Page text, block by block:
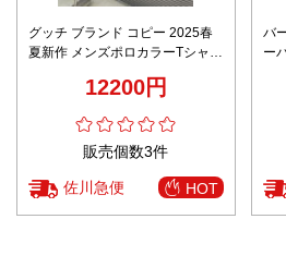
グッチ ブランド コピー 2025春
夏新作 メンズポロカラーTシャツ
12200円
販売個数3件
佐川急便 HOT
バ
ー